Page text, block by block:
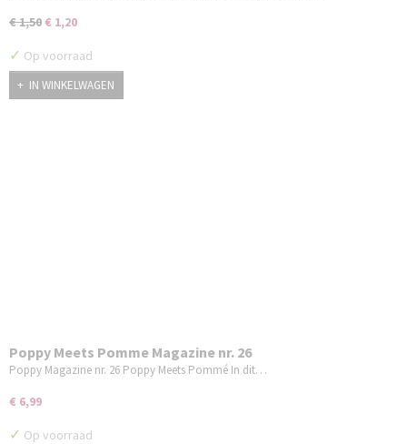
€ 1,50€ 1,20
✓ Op voorraad
IN WINKELWAGEN
Poppy Meets Pomme Magazine nr. 26
Poppy Magazine nr. 26 Poppy Meets Pommé In dit…
€ 6,99
✓ Op voorraad